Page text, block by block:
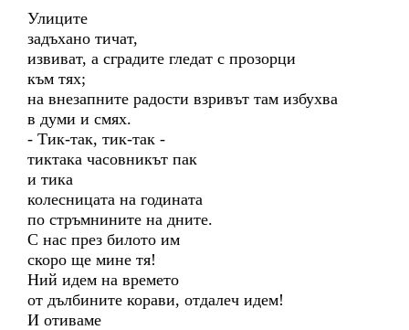
Улиците
задъхано тичат,
извиват, а сградите гледат с прозорци
към тях;
на внезапните радости взривът там избухва
в думи и смях.
- Тик-так, тик-так -
тиктака часовникът пак
и тика
колесницата на годината
по стръмнините на дните.
С нас през билото им
скоро ще мине тя!
Ний идем на времето
от дълбините корави, отдалеч идем!
И отиваме